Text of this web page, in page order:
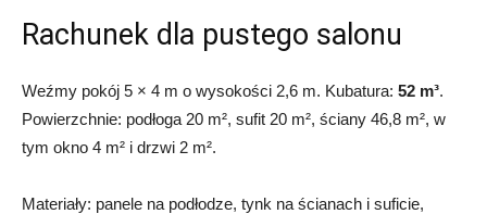
Rachunek dla pustego salonu
Weźmy pokój 5 × 4 m o wysokości 2,6 m. Kubatura: 52 m³.
Powierzchnie: podłoga 20 m², sufit 20 m², ściany 46,8 m², w
tym okno 4 m² i drzwi 2 m².
Materiały: panele na podłodze, tynk na ścianach i suficie,